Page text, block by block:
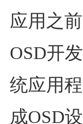
应用之
OSD开
统应用
成OSD